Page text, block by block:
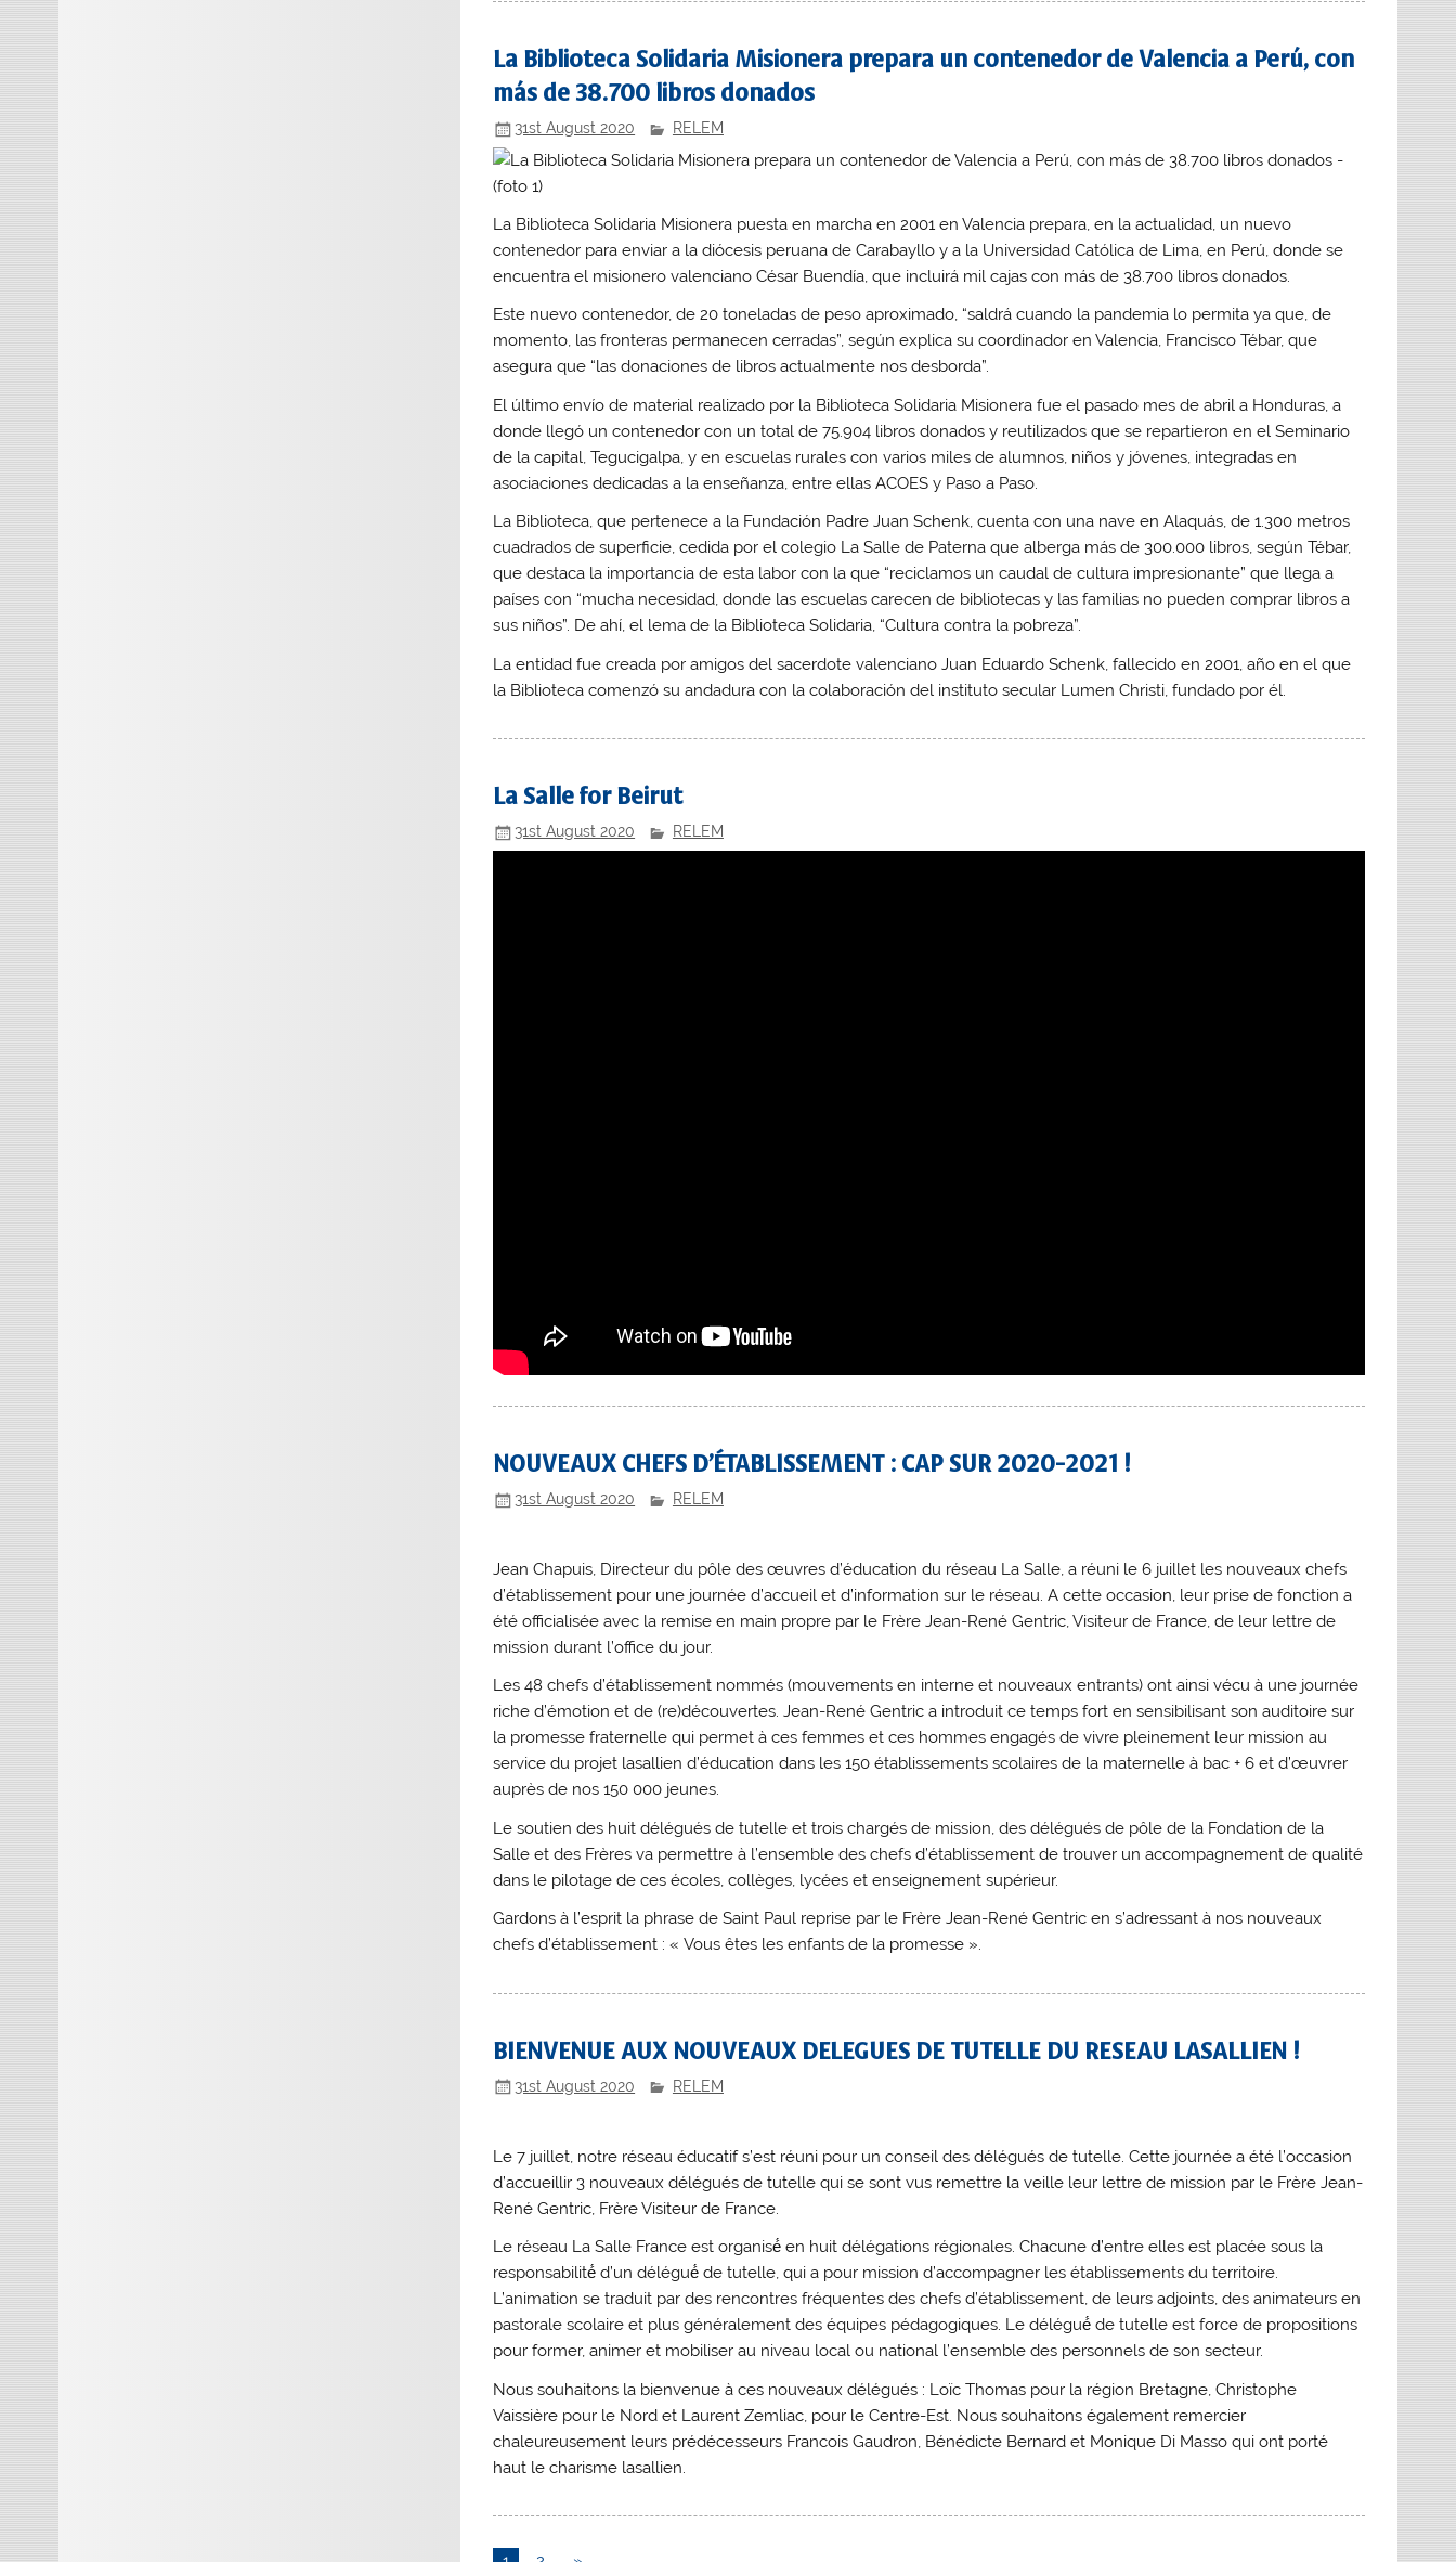
La Biblioteca Solidaria Misionera prepara un contenedor de Valencia a Perú, con
más de 38.700 libros donados
31st August 2020 RELEM
La Biblioteca Solidaria Misionera puesta en marcha en 2001 en Valencia prepara, en la actualidad, un nuevo
contenedor para enviar a la diócesis peruana de Carabayllo y a la Universidad Católica de Lima, en Perú, donde se
encuentra el misionero valenciano César Buendía, que incluirá mil cajas con más de 38.700 libros donados.
Este nuevo contenedor, de 20 toneladas de peso aproximado, “saldrá cuando la pandemia lo permita ya que, de
momento, las fronteras permanecen cerradas”, según explica su coordinador en Valencia, Francisco Tébar, que
asegura que “las donaciones de libros actualmente nos desborda”.
El último envío de material realizado por la Biblioteca Solidaria Misionera fue el pasado mes de abril a Honduras, a
donde llegó un contenedor con un total de 75.904 libros donados y reutilizados que se repartieron en el Seminario
de la capital, Tegucigalpa, y en escuelas rurales con varios miles de alumnos, niños y jóvenes, integradas en
asociaciones dedicadas a la enseñanza, entre ellas ACOES y Paso a Paso.
La Biblioteca, que pertenece a la Fundación Padre Juan Schenk, cuenta con una nave en Alaquás, de 1.300 metros
cuadrados de superficie, cedida por el colegio La Salle de Paterna que alberga más de 300.000 libros, según Tébar,
que destaca la importancia de esta labor con la que “reciclamos un caudal de cultura impresionante” que llega a
países con “mucha necesidad, donde las escuelas carecen de bibliotecas y las familias no pueden comprar libros a
sus niños”. De ahí, el lema de la Biblioteca Solidaria, “Cultura contra la pobreza”.
La entidad fue creada por amigos del sacerdote valenciano Juan Eduardo Schenk, fallecido en 2001, año en el que
la Biblioteca comenzó su andadura con la colaboración del instituto secular Lumen Christi, fundado por él.
La Salle for Beirut
31st August 2020 RELEM
NOUVEAUX CHEFS D’ÉTABLISSEMENT : CAP SUR 2020-2021 !
31st August 2020 RELEM
Jean Chapuis, Directeur du pôle des œuvres d’éducation du réseau La Salle, a réuni le 6 juillet les nouveaux chefs
d’établissement pour une journée d’accueil et d’information sur le réseau. A cette occasion, leur prise de fonction a
été officialisée avec la remise en main propre par le Frère Jean-René Gentric, Visiteur de France, de leur lettre de
mission durant l’office du jour.
Les 48 chefs d’établissement nommés (mouvements en interne et nouveaux entrants) ont ainsi vécu à une journée
riche d’émotion et de (re)découvertes. Jean-René Gentric a introduit ce temps fort en sensibilisant son auditoire sur
la promesse fraternelle qui permet à ces femmes et ces hommes engagés de vivre pleinement leur mission au
service du projet lasallien d’éducation dans les 150 établissements scolaires de la maternelle à bac + 6 et d’œuvrer
auprès de nos 150 000 jeunes.
Le soutien des huit délégués de tutelle et trois chargés de mission, des délégués de pôle de la Fondation de la
Salle et des Frères va permettre à l’ensemble des chefs d’établissement de trouver un accompagnement de qualité
dans le pilotage de ces écoles, collèges, lycées et enseignement supérieur.
Gardons à l’esprit la phrase de Saint Paul reprise par le Frère Jean-René Gentric en s’adressant à nos nouveaux
chefs d’établissement : « Vous êtes les enfants de la promesse ».
BIENVENUE AUX NOUVEAUX DELEGUES DE TUTELLE DU RESEAU LASALLIEN !
31st August 2020 RELEM
Le 7 juillet, notre réseau éducatif s’est réuni pour un conseil des délégués de tutelle. Cette journée a été l’occasion
d’accueillir 3 nouveaux délégués de tutelle qui se sont vus remettre la veille leur lettre de mission par le Frère Jean-
René Gentric, Frère Visiteur de France.
Le réseau La Salle France est organisé́ en huit délégations régionales. Chacune d’entre elles est placée sous la
responsabilité́ d’un délégué́ de tutelle, qui a pour mission d’accompagner les établissements du territoire.
L’animation se traduit par des rencontres fréquentes des chefs d’établissement, de leurs adjoints, des animateurs en
pastorale scolaire et plus généralement des équipes pédagogiques. Le délégué́ de tutelle est force de propositions
pour former, animer et mobiliser au niveau local ou national l’ensemble des personnels de son secteur.
Nous souhaitons la bienvenue à ces nouveaux délégués : Loïc Thomas pour la région Bretagne, Christophe
Vaissière pour le Nord et Laurent Zemliac, pour le Centre-Est. Nous souhaitons également remercier
chaleureusement leurs prédécesseurs Francois Gaudron, Bénédicte Bernard et Monique Di Masso qui ont porté
haut le charisme lasallien.